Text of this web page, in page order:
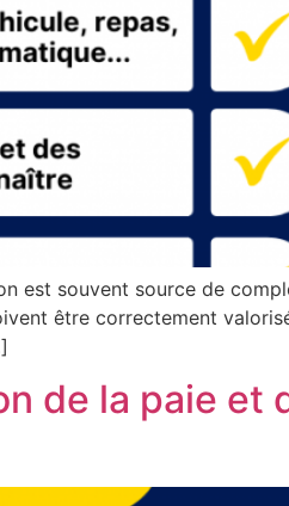
est souvent source de
être correctement
de la paie et